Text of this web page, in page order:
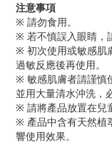
注意事項
※ 請勿食用。
※ 若不慎誤入眼睛，
※ 初次使用或敏感肌
過敏反應後再使用。
※ 敏感肌膚者請謹慎
並用大量清水沖洗，
※ 請將產品放置在兒
※ 產品中含有天然植
響使用效果。